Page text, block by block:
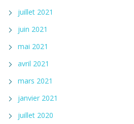
juillet 2021
juin 2021
mai 2021
avril 2021
mars 2021
janvier 2021
juillet 2020